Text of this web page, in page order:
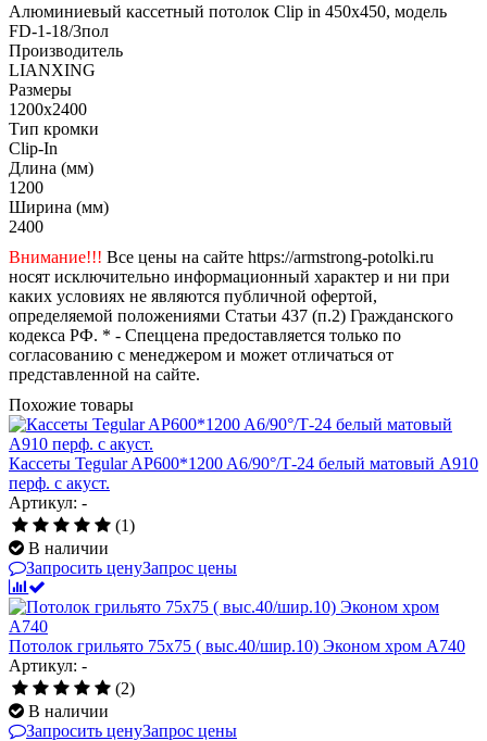
Алюминиевый кассетный потолок Clip in 450х450, модель
FD-1-18/3пол
Производитель
LIANXING
Размеры
1200x2400
Тип кромки
Clip-In
Длина (мм)
1200
Ширина (мм)
2400
Внимание!!! Все цены на сайте https://armstrong-potolki.ru
носят исключительно информационный характер и ни при
каких условиях не являются публичной офертой,
определяемой положениями Статьи 437 (п.2) Гражданского
кодекса РФ. * - Спеццена предоставляется только по
согласованию с менеджером и может отличаться от
представленной на сайте.
Похожие товары
Кассеты Tegular AP600*1200 A6/90°/Т-24 белый матовый А910
перф. с акуст.
Артикул: -
(1)
В наличии
Запросить ценуЗапрос цены
Потолок грильято 75х75 ( выс.40/шир.10) Эконом хром А740
Артикул: -
(2)
В наличии
Запросить ценуЗапрос цены